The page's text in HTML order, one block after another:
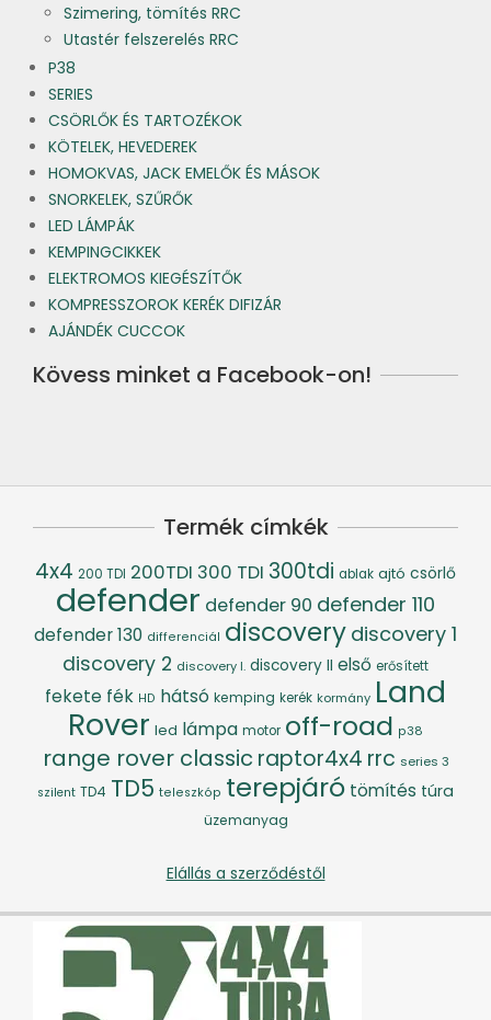
Szimering, tömítés RRC
Utastér felszerelés RRC
P38
SERIES
CSÖRLŐK ÉS TARTOZÉKOK
KÖTELEK, HEVEDEREK
HOMOKVAS, JACK EMELŐK ÉS MÁSOK
SNORKELEK, SZŰRŐK
LED LÁMPÁK
KEMPINGCIKKEK
ELEKTROMOS KIEGÉSZÍTŐK
KOMPRESSZOROK KERÉK DIFIZÁR
AJÁNDÉK CUCCOK
Kövess minket a Facebook-on!
Termék címkék
4x4 200 TDI 200TDI 300 TDI 300tdi ablak ajtó csörlő
defender defender 90 defender 110
defender 130 differenciál discovery discovery 1
discovery 2 discovery I. discovery II első erősített
fekete fék HD hátsó kemping kerék kormány Land
Rover led lámpa motor off-road p38
range rover classic raptor4x4 rrc series 3
szilent TD4 TD5 teleszkóp terepjáró tömítés túra
üzemanyag
Elállás a szerződéstől